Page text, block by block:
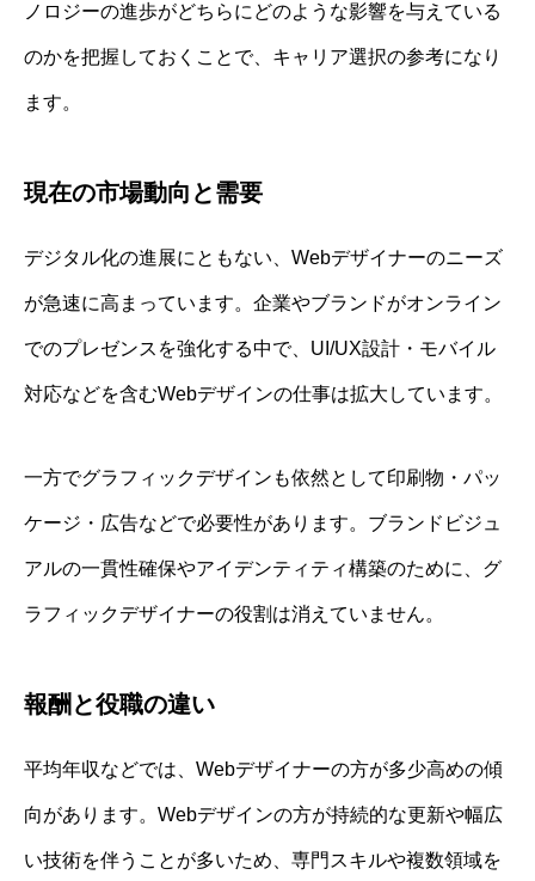
ノロジーの進歩がどちらにどのような影響を与えている
のかを把握しておくことで、キャリア選択の参考になり
ます。
現在の市場動向と需要
デジタル化の進展にともない、Webデザイナーのニーズ
が急速に高まっています。企業やブランドがオンライン
でのプレゼンスを強化する中で、UI/UX設計・モバイル
対応などを含むWebデザインの仕事は拡大しています。
一方でグラフィックデザインも依然として印刷物・パッ
ケージ・広告などで必要性があります。ブランドビジュ
アルの一貫性確保やアイデンティティ構築のために、グ
ラフィックデザイナーの役割は消えていません。
報酬と役職の違い
平均年収などでは、Webデザイナーの方が多少高めの傾
向があります。Webデザインの方が持続的な更新や幅広
い技術を伴うことが多いため、専門スキルや複数領域を